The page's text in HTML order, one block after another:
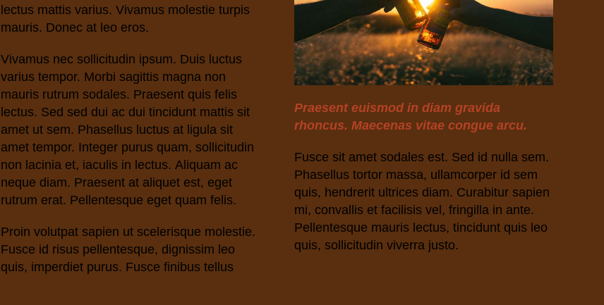
lectus mattis varius. Vivamus molestie turpis
mauris. Donec at leo eros.
Vivamus nec sollicitudin ipsum. Duis luctus
varius tempor. Morbi sagittis magna non
mauris rutrum sodales. Praesent quis felis
lectus. Sed sed dui ac dui tincidunt mattis sit
amet ut sem. Phasellus luctus at ligula sit
amet tempor. Integer purus quam, sollicitudin
non lacinia et, iaculis in lectus. Aliquam ac
neque diam. Praesent at aliquet est, eget
rutrum erat. Pellentesque eget quam felis.
Proin volutpat sapien ut scelerisque molestie.
Fusce id risus pellentesque, dignissim leo
quis, imperdiet purus. Fusce finibus tellus
Praesent euismod in diam gravida
rhoncus. Maecenas vitae congue arcu.
Fusce sit amet sodales est. Sed id nulla sem.
Phasellus tortor massa, ullamcorper id sem
quis, hendrerit ultrices diam. Curabitur sapien
mi, convallis et facilisis vel, fringilla in ante.
Pellentesque mauris lectus, tincidunt quis leo
quis, sollicitudin viverra justo.